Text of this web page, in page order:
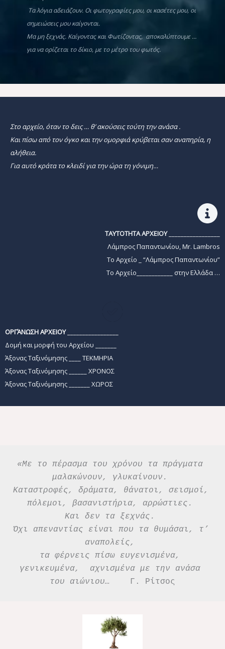
Τα λόγια αδειάζουν. Οι φωτογραφίες μου, οι κασέτες μου, οι
σημειώσεις μου καίγονται.
Μα μη ξεχνάς. Καίγοντας και Φωτίζοντας, αποκαλύπτουμε …
για να ορίζεται το δίκιο, με το μέτρο του φωτός.
Στο αρχείο, όταν το δεις … θ’ ακούσεις τούτη την ανάσα .
Και πίσω από τον όγκο και την ομορφιά κρύβεται σαν αναπηρία, η
αλήθεια.
Για αυτό κράτα το κλειδί για την ώρα τη γόνιμη…
ΤΑΥΤΟΤΗΤΑ ΑΡΧΕΙΟΥ_________________
Λάμπρος Παπαντωνίου, Mr. Lambros
Το Αρχείο _ “Λάμπρος Παπαντωνίου”
Tο Αρχείο____________ στην Ελλάδα …
ΟΡΓΆΝΩΣΗ ΑΡΧΕΙΟΥ_________________
Δομή και μορφή του Αρχείου _______
Άξονας Ταξινόμησης ____ ΤΕΚΜΗΡΙΑ
Άξονας Ταξινόμησης ______ ΧΡΟΝΟΣ
Άξονας Ταξινόμησης _______ ΧΩΡΟΣ
«Με το πέρασμα του χρόνου τα πράγματα
μαλακώνουν, γλυκαίνουν.
Καταστροφές, δράματα, θάνατοι, σεισμοί,
πόλεμοι, βασανιστήρια, αρρώστιες.
Και δεν τα ξεχνάς.
Όχι απεναντίας είναι που τα θυμάσαι, τ’
αναπολείς,
τα φέρνεις πίσω ευγενισμένα,
γενικευμένα,  αχνισμένα με την ανάσα
του αιώνιου…
    Γ. Ρίτσος